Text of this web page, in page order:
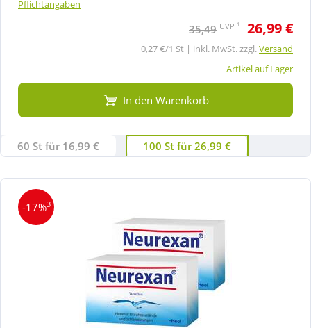
Pflichtangaben
35,49 UVP 1 26,99 €
0,27 €/1 St | inkl. MwSt. zzgl.Versand
Artikel auf Lager
In den Warenkorb
60 St für 16,99 € 100 St für 26,99 €
-17%3